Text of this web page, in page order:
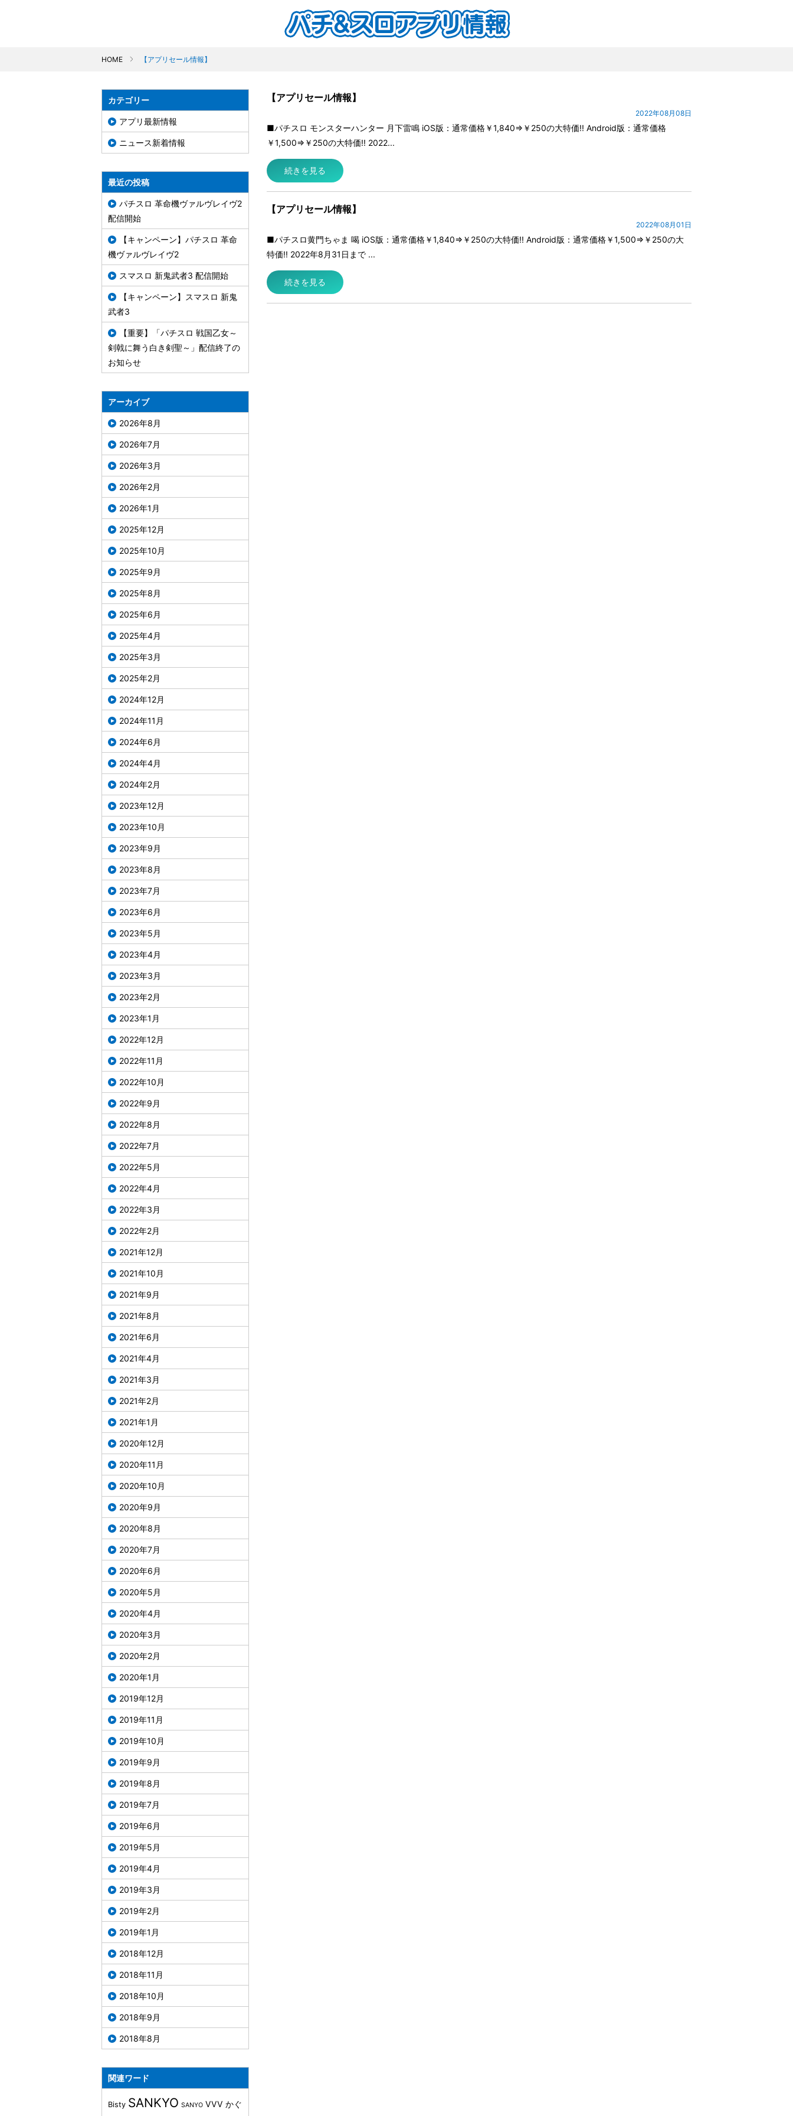
HOME 【アプリセール情報】
カテゴリー
アプリ最新情報
ニュース新着情報
最近の投稿
パチスロ 革命機ヴァルヴレイヴ2
配信開始
【キャンペーン】パチスロ 革命
機ヴァルヴレイヴ2
スマスロ 新鬼武者3 配信開始
【キャンペーン】スマスロ 新鬼
武者3
【重要】「パチスロ 戦国乙女～
剣戟に舞う白き剣聖～」配信終了の
お知らせ
アーカイブ
2026年8月
2026年7月
2026年3月
2026年2月
2026年1月
2025年12月
2025年10月
2025年9月
2025年8月
2025年6月
2025年4月
2025年3月
2025年2月
2024年12月
2024年11月
2024年6月
2024年4月
2024年2月
2023年12月
2023年10月
2023年9月
2023年8月
2023年7月
2023年6月
2023年5月
2023年4月
2023年3月
2023年2月
2023年1月
2022年12月
2022年11月
2022年10月
2022年9月
2022年8月
2022年7月
2022年5月
2022年4月
2022年3月
2022年2月
2021年12月
2021年10月
2021年9月
2021年8月
2021年6月
2021年4月
2021年3月
2021年2月
2021年1月
2020年12月
2020年11月
2020年10月
2020年9月
2020年8月
2020年7月
2020年6月
2020年5月
2020年4月
2020年3月
2020年2月
2020年1月
2019年12月
2019年11月
2019年10月
2019年9月
2019年8月
2019年7月
2019年6月
2019年5月
2019年4月
2019年3月
2019年2月
2019年1月
2018年12月
2018年11月
2018年10月
2018年9月
2018年8月
関連ワード
Bisty SANKYO SANYO VVV かぐ
【アプリセール情報】
2022年08月08日
■パチスロ モンスターハンター 月下雷鳴 iOS版：通常価格￥1,840⇒￥250の大特価!! Android版：通常価格
￥1,500⇒￥250の大特価!! 2022...
続きを見る
【アプリセール情報】
2022年08月01日
■パチスロ黄門ちゃま 喝 iOS版：通常価格￥1,840⇒￥250の大特価!! Android版：通常価格￥1,500⇒￥250の大
特価!! 2022年8月31日まで ...
続きを見る